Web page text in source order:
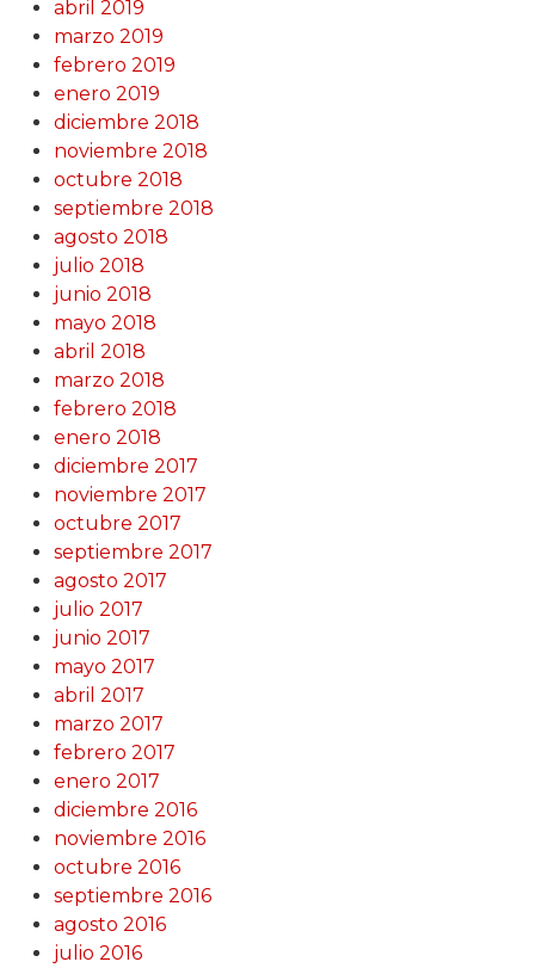
abril 2019
marzo 2019
febrero 2019
enero 2019
diciembre 2018
noviembre 2018
octubre 2018
septiembre 2018
agosto 2018
julio 2018
junio 2018
mayo 2018
abril 2018
marzo 2018
febrero 2018
enero 2018
diciembre 2017
noviembre 2017
octubre 2017
septiembre 2017
agosto 2017
julio 2017
junio 2017
mayo 2017
abril 2017
marzo 2017
febrero 2017
enero 2017
diciembre 2016
noviembre 2016
octubre 2016
septiembre 2016
agosto 2016
julio 2016